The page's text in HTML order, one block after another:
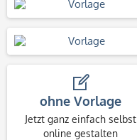
ohne Vorlage
Jetzt ganz einfach selbst
online gestalten